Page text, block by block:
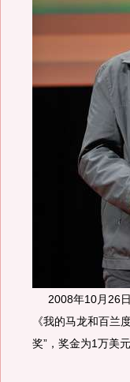
2008年10月26日
《我的马龙和百兰
奖”，奖金为1万美